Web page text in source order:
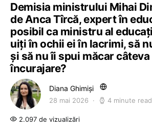
Demisia ministrului Mihai
de Anca Tîrcă, expert în
posibil ca ministru al
uiți în ochii ei în lacrimi, să
și să nu îi spui măcar
încurajare?
Diana Ghimiși
28 mai 2026 4 minute read
2.097 de vizualizări